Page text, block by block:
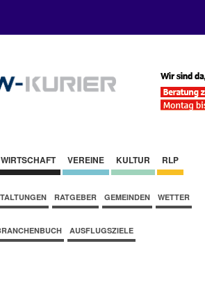
WIRTSCHAFT VEREINE KULTUR RLP
RATGEBER GEMEINDEN WETTER
AUSFLUGSZIELE